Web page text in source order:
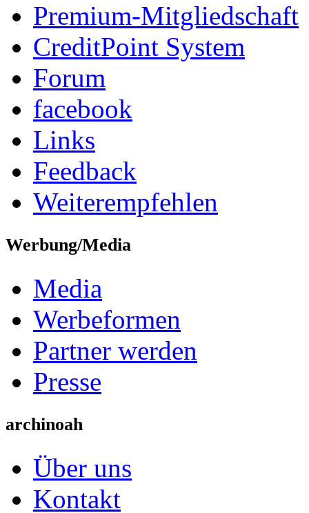
Premium-Mitgliedschaft
CreditPoint System
Forum
facebook
Links
Feedback
Weiterempfehlen
Werbung/Media
Media
Werbeformen
Partner werden
Presse
archinoah
Über uns
Kontakt